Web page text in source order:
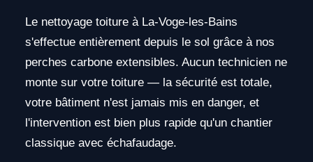
Le nettoyage toiture à La-Voge-les-Bains
s'effectue entièrement depuis le sol grâce à nos
perches carbone extensibles. Aucun technicien ne
monte sur votre toiture — la sécurité est totale,
votre bâtiment n'est jamais mis en danger, et
l'intervention est bien plus rapide qu'un chantier
classique avec échafaudage.